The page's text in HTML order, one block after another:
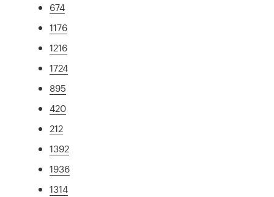
674
1176
1216
1724
895
420
212
1392
1936
1314